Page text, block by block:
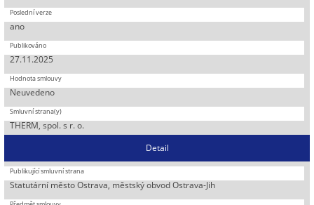
ano
27.11.2025
Neuvedeno
THERM, spol. s r. o.
Detail
Statutární město Ostrava, městský obvod Ostrava-Jih